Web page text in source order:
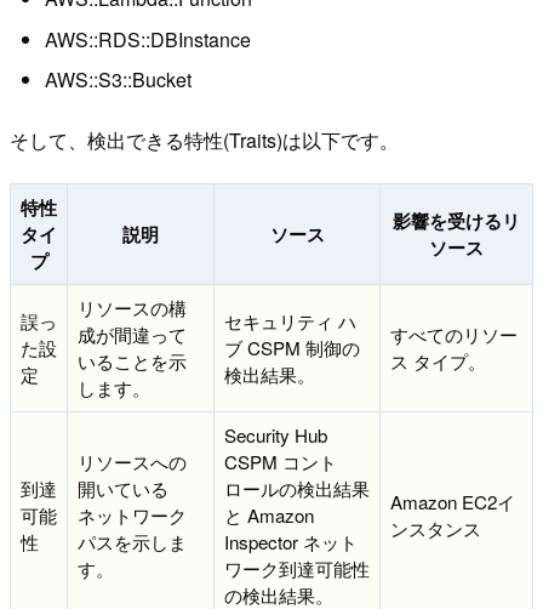
AWS::RDS::DBInstance
AWS::S3::Bucket
そして、検出できる特性(Traits)は以下です。
特性
タイ
プ
説明 ソース
影響を受けるリ
ソース
誤っ
た設
定
リソースの構
成が間違って
いることを示
します。
セキュリティ ハ
ブ CSPM 制御の
検出結果。
すべてのリソー
ス タイプ。
到達
可能
性
リソースへの
開いている
ネットワーク
パスを示しま
す。
Security Hub
CSPM コント
ロールの検出結果
と Amazon
Inspector ネット
ワーク到達可能性
の検出結果。
Amazon EC2イ
ンスタンス